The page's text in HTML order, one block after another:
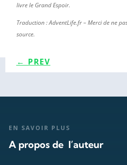
livre le Grand Espoir.
Traduction : AdventLife.fr – Merci de ne
source.
← PREV
EN SAVOIR PLUS
A propos de l’auteur